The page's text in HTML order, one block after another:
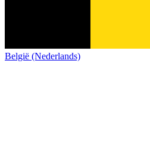
België (Nederlands)